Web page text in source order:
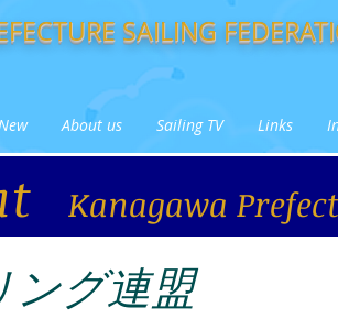
SAILING
About us Sailing TV Links
Kanagawa
ング連盟